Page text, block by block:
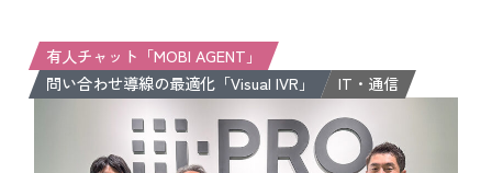
有人チャット「MOBI AGENT」
問い合わせ導線の最適化「Visual IVR」
IT・通信